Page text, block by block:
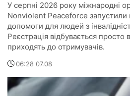
У серпні 2026 року міжнародні
Nonviolent Peaceforce запустили
допомоги для людей з
Реєстрація відбувається просто
приходять до отримувачів.
06:28 07.08